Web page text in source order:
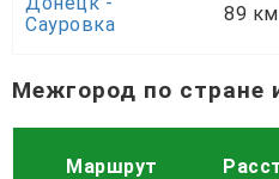
Сауровка
89 км
Межгород по стране
Маршрут